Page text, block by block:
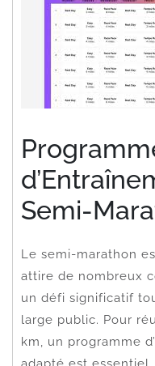
Semi-
Le semi-marathon
attire de nombreux
un défi significatif
large public. Pour
km, un programme